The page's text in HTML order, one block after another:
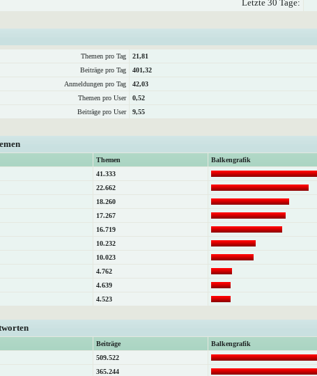
Letzte 30 Tage:
Themen pro Tag
21,81
Beiträge pro Tag
401,32
Anmeldungen pro Tag
42,03
Themen pro User
0,52
Beiträge pro User
9,55
Themen
Balkengrafik
41.333
22.662
18.260
17.267
16.719
10.232
10.023
4.762
4.639
4.523
Beiträge
Balkengrafik
509.522
365.244